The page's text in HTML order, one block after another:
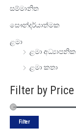
සම්මානිත
සෞන්දර්යාත්මක
ළමා
ළමා අධ්‍යාපනික
ළමා කතා
Filter by Price
Filter